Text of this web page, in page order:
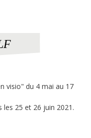
visio" du 4 mai au 17
les 25 et 26 juin 2021.